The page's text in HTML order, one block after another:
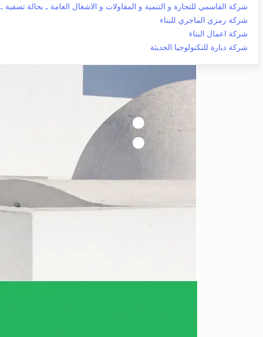
شركة القاسمي للتجارة و التنمية و المقاولات و الاشغال العامة ـ بحالة تصفية ـ
شركة رمزي الماجري للبناء
شركة اعمال البناء
شركة دبارة للتكنولوجيا الحديثة